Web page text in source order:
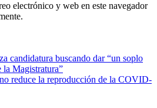
electrónico y web en este navegador
candidatura buscando dar “un soplo
la Magistratura”
reduce la reproducción de la COVID-